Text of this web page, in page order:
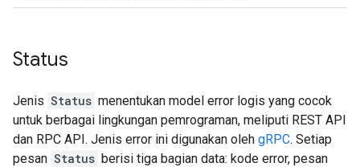
Status
Jenis Status menentukan model error logis yang cocok
untuk berbagai lingkungan pemrograman, meliputi REST API
dan RPC API. Jenis error ini digunakan oleh gRPC. Setiap
pesan Status berisi tiga bagian data: kode error, pesan